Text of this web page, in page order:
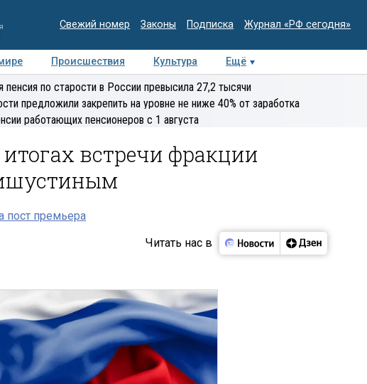
Свежий номер Законы Подписка Журнал «РФ сегодня»
Происшествия Культура Ещё
Медиацентр Интервью Колумнисты
экспертиза
по старости в России превысила 27,2 тысячи
предложили закрепить на уровне не ниже 40% от заработка
работающих пенсионеров с 1 августа
встречи фракции
пост премьера
Читать нас в